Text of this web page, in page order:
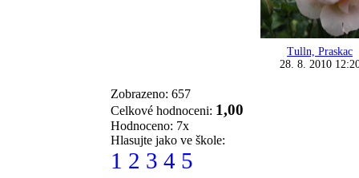
Tulln, Praskac
28. 8. 2010
Zobrazeno: 657
Celkové hodnoceni: 1,00
Hodnoceno: 7x
Hlasujte jako ve škole:
1 2 3 4 5